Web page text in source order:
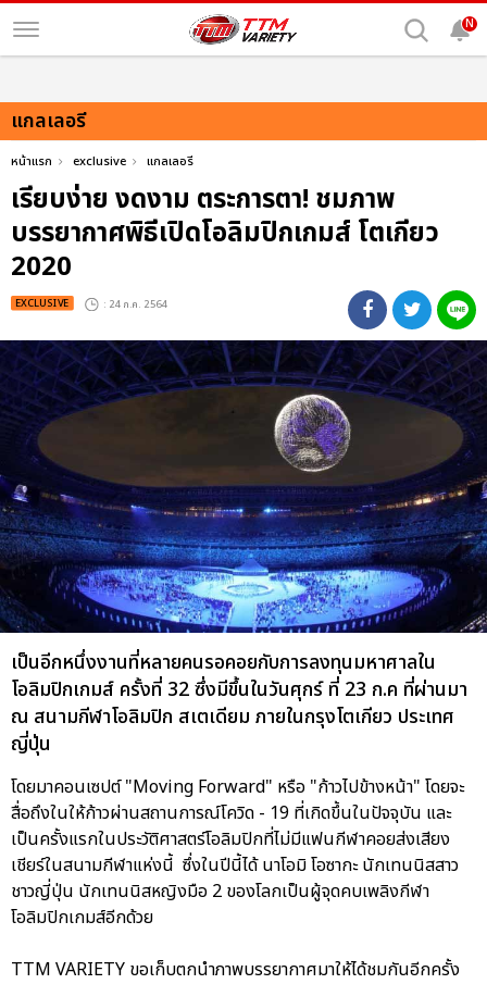
N
แกลเลอรี
หน้าแรก exclusive แกลเลอรี
เรียบง่าย งดงาม ตระการตา! ชมภาพ
บรรยากาศพิธีเปิดโอลิมปิกเกมส์ โตเกียว
2020
EXCLUSIVE : 24 ก.ค. 2564
เป็นอีกหนึ่งงานที่หลายคนรอคอยกับการลงทุนมหาศาลใน
โอลิมปิกเกมส์ ครั้งที่ 32 ซึ่งมีขึ้นในวันศุกร์ ที่ 23 ก.ค ที่ผ่านมา
ณ สนามกีฬาโอลิมปิก สเตเดียม ภายในกรุงโตเกียว ประเทศ
ญี่ปุ่น
โดยมาคอนเซปต์ "Moving Forward" หรือ "ก้าวไปข้างหน้า" โดยจะ
สื่อถึงในให้ก้าวผ่านสถานการณ์โควิด - 19 ที่เกิดขึ้นในปัจจุบัน และ
เป็นครั้งแรกในประวัติศาสตร์โอลิมปิกที่ไม่มีแฟนกีฬาคอยส่งเสียง
เชียร์ในสนามกีฬาแห่งนี้ ซึ่งในปีนี้ได้ นาโอมิ โอซากะ นักเทนนิสสาว
ชาวญี่ปุ่น นักเทนนิสหญิงมือ 2 ของโลกเป็นผู้จุดคบเพลิงกีฬา
โอลิมปิกเกมส์อีกด้วย
TTM VARIETY ขอเก็บตกนำภาพบรรยากาศมาให้ได้ชมกันอีกครั้ง